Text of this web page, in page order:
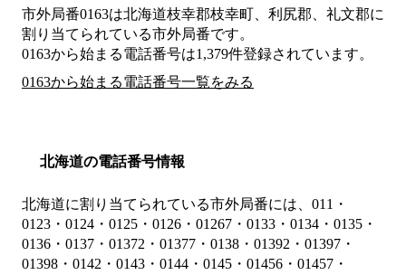
市外局番0163は北海道枝幸郡枝幸町、利尻郡、礼文郡に
割り当てられている市外局番です。
0163から始まる電話番号は1,379件登録されています。
0163から始まる電話番号一覧をみる
北海道の電話番号情報
北海道に割り当てられている市外局番には、011・
0123・0124・0125・0126・01267・0133・0134・0135・
0136・0137・01372・01377・0138・01392・01397・
01398・0142・0143・0144・0145・01456・01457・